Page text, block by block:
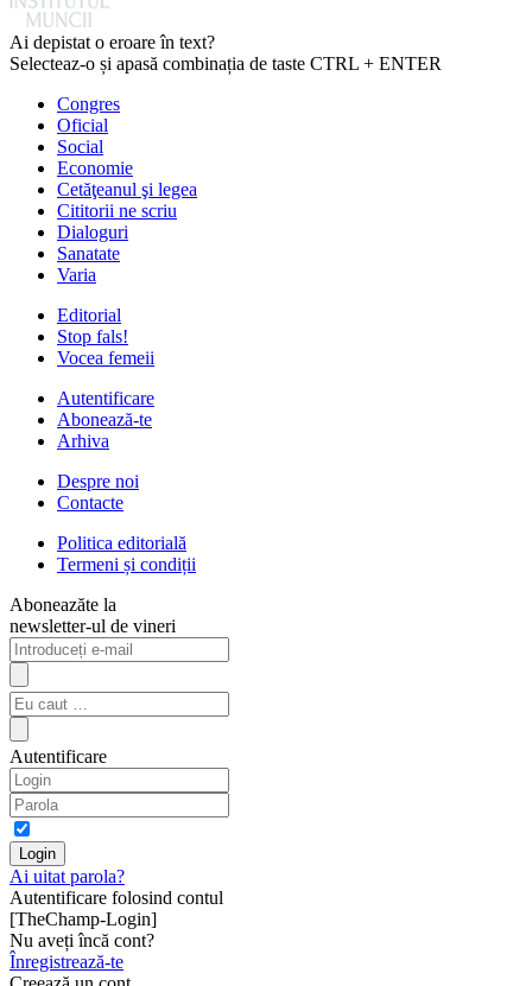
Ai depistat o eroare în text?
Selecteaz-o și apasă combinația de taste CTRL + ENTER
Congres
Oficial
Social
Economie
Cetăţeanul şi legea
Cititorii ne scriu
Dialoguri
Sanatate
Varia
Editorial
Stop fals!
Vocea femeii
Autentificare
Abonează-te
Arhiva
Despre noi
Contacte
Politica editorială
Termeni și condiții
Aboneazăte la
newsletter-ul de vineri
Autentificare
Ai uitat parola?
Autentificare folosind contul
[TheChamp-Login]
Nu aveți încă cont?
Înregistrează-te